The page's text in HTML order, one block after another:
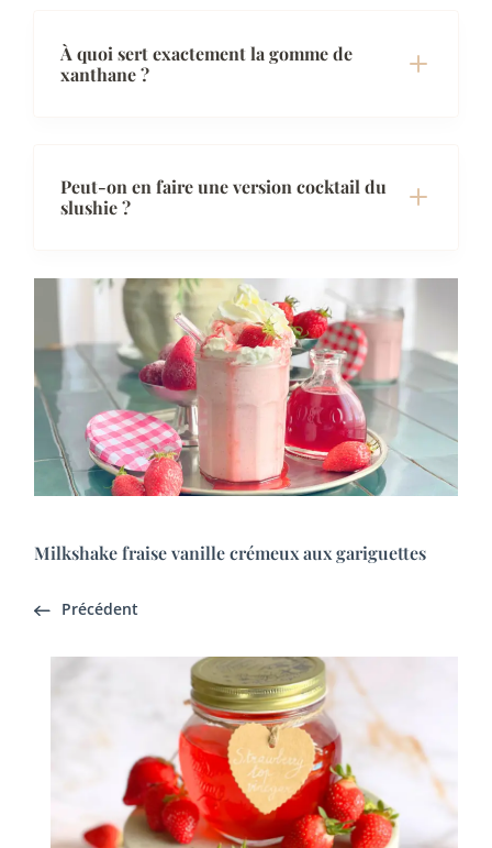
À quoi sert exactement la gomme de
xanthane ?
Peut-on en faire une version cocktail du
slushie ?
Milkshake fraise vanille crémeux aux gariguettes
Précédent